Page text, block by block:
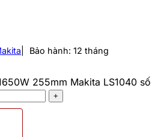
Bảo hành: 12 tháng
255mm Makita LS1040 số